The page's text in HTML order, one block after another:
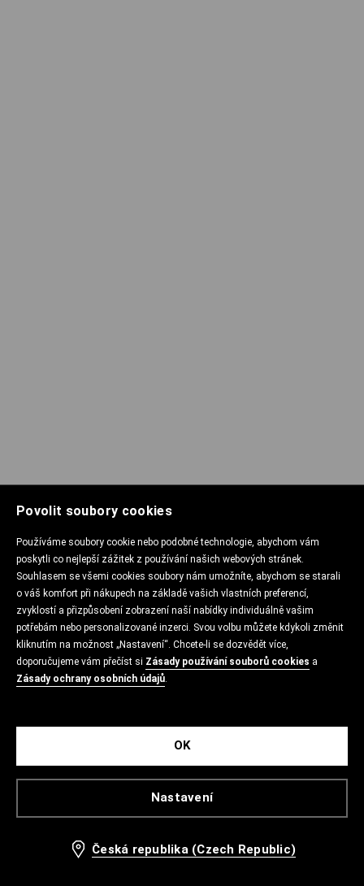
Povolit soubory cookies
Používáme soubory cookie nebo podobné technologie, abychom vám
poskytli co nejlepší zážitek z používání našich webových stránek.
Souhlasem se všemi cookies soubory nám umožníte, abychom se starali
o váš komfort při nákupech na základě vašich vlastních preferencí,
zvyklostí a přizpůsobení zobrazení naší nabídky individuálně vašim
potřebám nebo personalizované inzerci. Svou volbu můžete kdykoli změnit
kliknutím na možnost „Nastavení“. Chcete-li se dozvědět více,
doporučujeme vám přečíst si Zásady používání souborů cookies a
Zásady ochrany osobních údajů.
Nastavení
OK
Česká republika (Czech Republic)